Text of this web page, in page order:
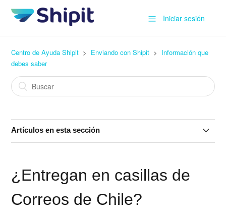
Iniciar sesión
Centro de Ayuda Shipit Enviando con Shipit
Información que
debes saber
Artículos en esta sección
¿Entregan en casillas de Correos de Chile?
¿Puedo realizar envíos a centros institucionales o
¿Entregan en casillas de
Correos de Chile?